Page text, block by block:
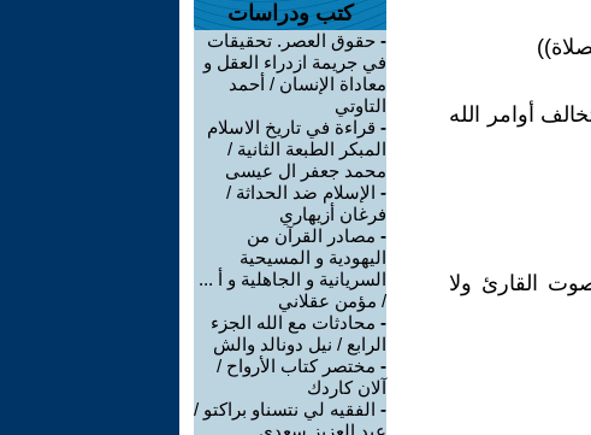
أوامر الله
القارئ ولا
كتب ودراسات
- حقوق العصر. تحقيقات
في جريمة ازدراء العقل و
معاداة الإنسان / أحمد
التاوتي
- قراءة في تاريخ الاسلام
المبكر الطبعة الثانية /
محمد جعفر ال عيسى
- الإسلام ضد الحداثة /
فرغان أزيهاري
- مصادر القرآن من
اليهودية و المسيحية
السريانية و الجاهلية و أ ...
/ مؤمن عقلاني
- محادثات مع الله الجزء
الرابع / نيل دونالد والش
- مختصر كتاب الأرواح /
آلان كاردك
- الفقيه لي نتسناو براكتو /
عبد العزيز سعدي